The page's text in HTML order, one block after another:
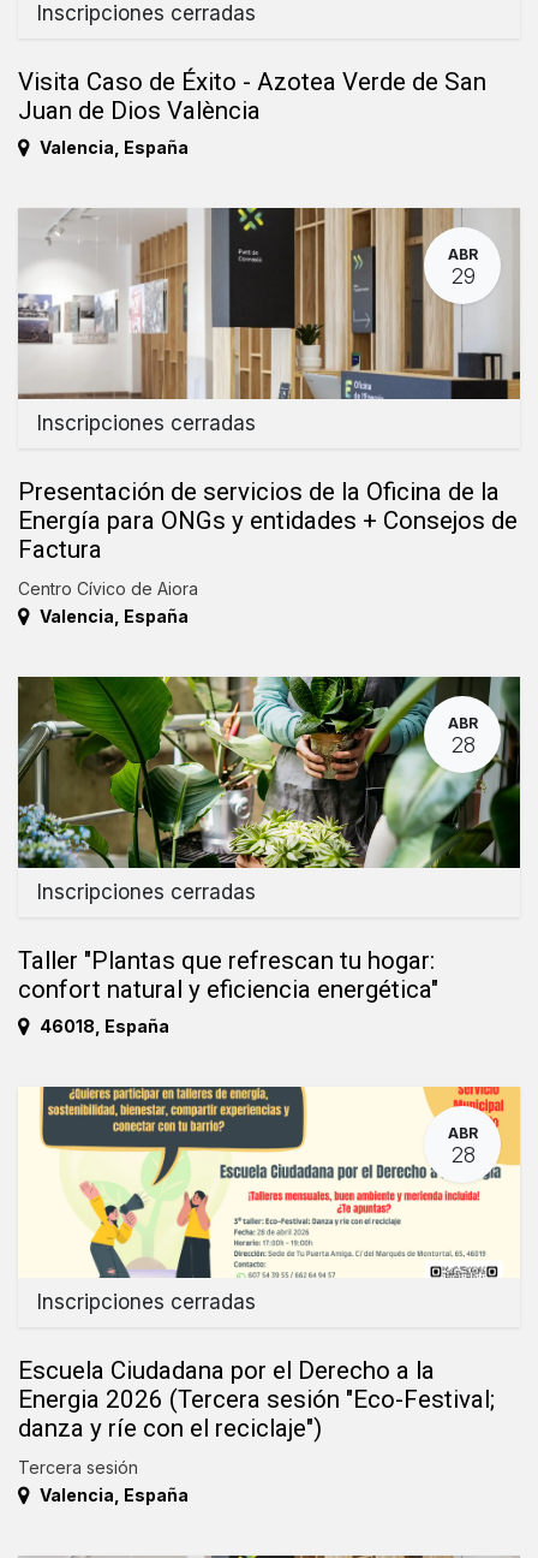
Inscripciones cerradas
Visita Caso de Éxito - Azotea Verde de San
Juan de Dios València
Valencia España
ABR
29
Inscripciones cerradas
Presentación de servicios de la Oficina de la
Energía para ONGs y entidades + Consejos de
Factura
Centro Cívico de Aiora
Valencia España
ABR
28
Inscripciones cerradas
Taller "Plantas que refrescan tu hogar:
confort natural y eficiencia energética"
46018 España
ABR
28
Inscripciones cerradas
Escuela Ciudadana por el Derecho a la
Energia 2026 (Tercera sesión "Eco-Festival;
danza y ríe con el reciclaje")
Tercera sesión
Valencia España